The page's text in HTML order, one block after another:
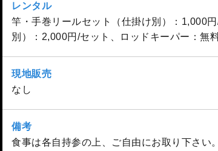
レンタル
竿・手巻リールセット（仕掛け別）：1,000
別）：2,000円/セット、ロッドキーパー：無
現地販売
なし
備考
食事は各自持参の上、ご自由にお取り下さい。